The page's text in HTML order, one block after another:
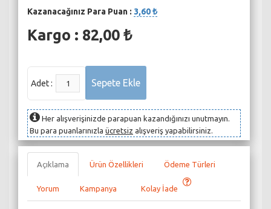
Kazanacağınız Para Puan : 3,60 ₺
Kargo : 82,00 ₺
Adet :
Her alışverişinizde parapuan kazandığınızı unutmayın.
Bu para puanlarınızla ücretsiz alışveriş yapabilirsiniz.
Açıklama Ürün Özellikleri Ödeme Türleri
Yorum Kampanya Kolay İade